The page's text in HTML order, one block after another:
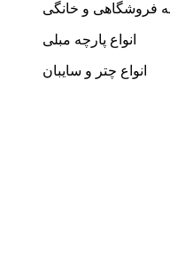
فروشگاهی و خانگی
انواع پارچه مبلی
انواع چتر و سایبان